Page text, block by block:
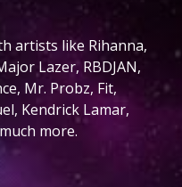
artists like Rihanna,
Lazer, RBDJAN,
Mr. Probz, Fit,
Kendrick Lamar,
more.